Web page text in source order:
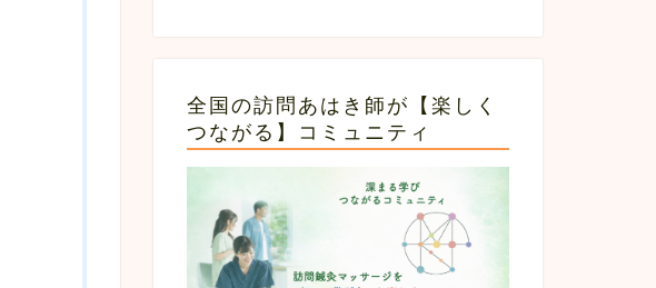
全国の訪問あはき師が【楽しく
つながる】コミュニティ